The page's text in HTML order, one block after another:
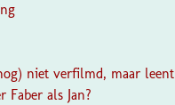
niet verfilmd, maar
Faber als Jan?